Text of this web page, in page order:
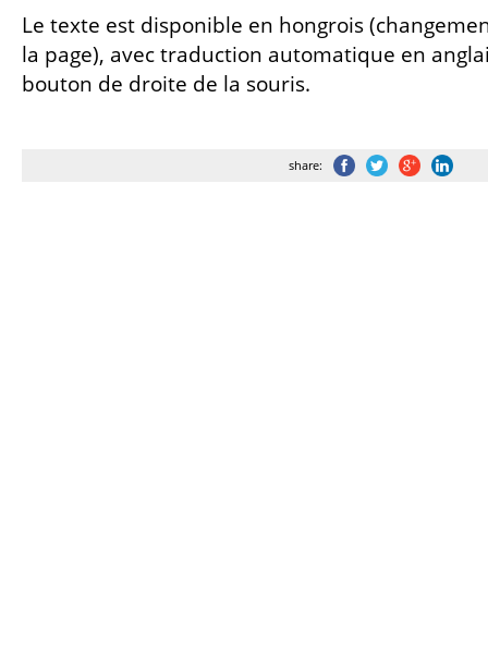
Le texte est disponible en hongrois
la page), avec traduction automatique en
bouton de droite de la souris.
share: